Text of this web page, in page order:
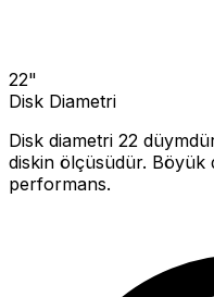
22"
Disk Diametri
Disk diametri 22
diskin ölçüsüdür. Böyük
performans.